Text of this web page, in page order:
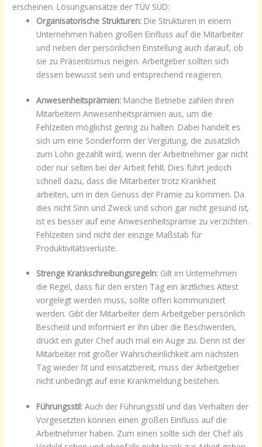
erscheinen. Lösungsansätze der TÜV SÜD:
Organisatorische Strukturen: Die Strukturen in einem
Unternehmen haben großen Einfluss auf die Mitarbeiter
und neben der persönlichen Einstellung auch darauf, ob
sie zu Präsentismus neigen. Arbeitgeber sollten sich
dessen bewusst sein und entsprechend reagieren.
Anwesenheitsprämien: Manche Betriebe zahlen ihren
Mitarbeitern Anwesenheitsprämien aus, um die
Fehlzeiten möglichst gering zu halten. Dabei handelt es
sich um eine Sonderform der Vergütung, die zusätzlich
zum Lohn gezahlt wird, wenn der Arbeitnehmer gar nicht
oder nur selten bei der Arbeit fehlt. Dies führt jedoch
schnell dazu, dass die Mitarbeiter trotz Krankheit
arbeiten, um in den Genuss der Prämie zu kommen. Da
dies nicht Sinn und Zweck und schon gar nicht gesund ist,
ist es besser auf eine Anwesenheitsprämie zu verzichten.
Fehlzeiten sind nicht der einzige Maßstab für
Produktivitätsverluste.
Strenge Krankschreibungsregeln: Gilt im Unternehmen
die Regel, dass für den ersten Tag ein ärztliches Attest
vorgelegt werden muss, sollte offen kommuniziert
werden. Gibt der Mitarbeiter dem Arbeitgeber persönlich
Bescheid und informiert er ihn über die Beschwerden,
drückt ein guter Chef auch mal ein Auge zu. Denn ist der
Mitarbeiter mit großer Wahrscheinlichkeit am nächsten
Tag wieder fit und einsatzbereit, muss der Arbeitgeber
nicht unbedingt auf eine Krankmeldung bestehen.
Führungsstil:Auch der Führungsstil und das Verhalten der
Vorgesetzten können einen großen Einfluss auf die
Arbeitnehmer haben. Zum einen sollte sich der Chef als